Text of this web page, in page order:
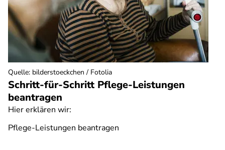
Schritt-für-Schritt Pflege-Leistungen
beantragen
Hier erklären wir:
Pflege-Leistungen beantragen
Quelle: bilderstoeckchen / Fotolia